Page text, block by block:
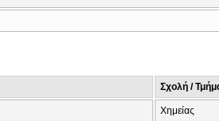
Σχολή /
Χημείας